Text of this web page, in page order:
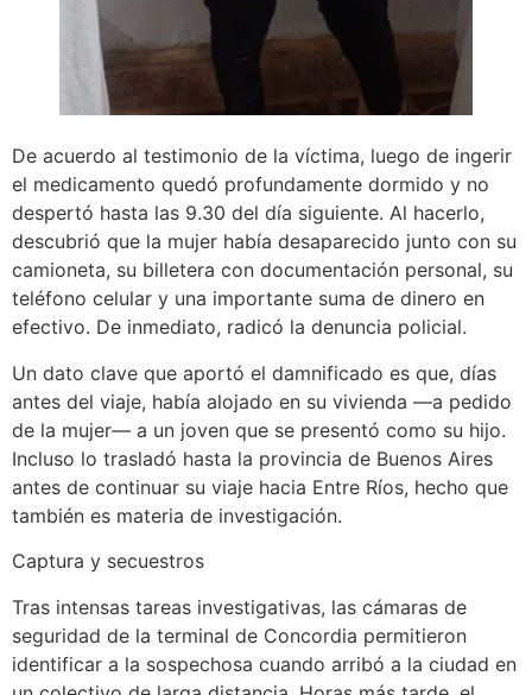
De acuerdo al testimonio de la víctima, luego de ingerir
el medicamento quedó profundamente dormido y no
despertó hasta las 9.30 del día siguiente. Al hacerlo,
descubrió que la mujer había desaparecido junto con su
camioneta, su billetera con documentación personal, su
teléfono celular y una importante suma de dinero en
efectivo. De inmediato, radicó la denuncia policial.
Un dato clave que aportó el damnificado es que, días
antes del viaje, había alojado en su vivienda —a pedido
de la mujer— a un joven que se presentó como su hijo.
Incluso lo trasladó hasta la provincia de Buenos Aires
antes de continuar su viaje hacia Entre Ríos, hecho que
también es materia de investigación.
Captura y secuestros
Tras intensas tareas investigativas, las cámaras de
seguridad de la terminal de Concordia permitieron
identificar a la sospechosa cuando arribó a la ciudad en